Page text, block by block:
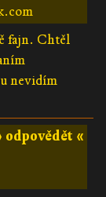
fajn. Chtěl
nevidím
odpovědět «